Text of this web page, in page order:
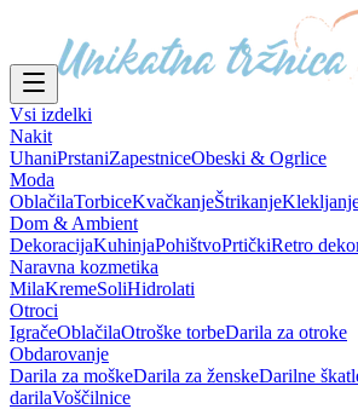
Vsi izdelki
Nakit
UhaniPrstaniZapestniceObeski & Ogrlice
Moda
OblačilaTorbiceKvačkanjeŠtrikanje
Dom & Ambient
DekoracijaKuhinjaPohištvoPrtičkiRetro
Naravna kozmetika
MilaKremeSoliHidrolati
Otroci
IgračeOblačilaOtroške torbeDarila za otroke
Obdarovanje
Darila za moškeDarila za ženskeDarilne
darilaVoščilnice